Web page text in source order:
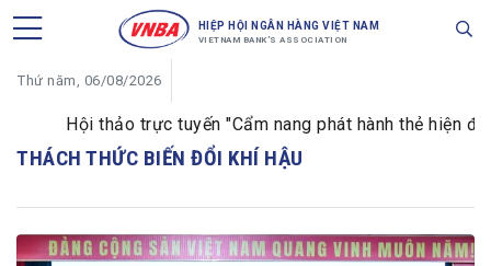
HIỆP HỘI NGÂN HÀNG VIỆT NAM
VIETNAM BANK'S ASSOCIATION
Thứ năm, 06/08/2026
Hội thảo trực tuyến "Cẩm nang phát hành thẻ hiện đại
THÁCH THỨC BIẾN ĐỔI KHÍ HẬU